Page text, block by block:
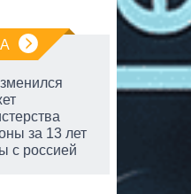
за 13 лет
с россией